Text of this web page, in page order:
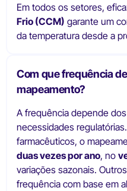
Em todos os setores,
Frio (CCM) garante um
da temperatura desde a
Com que frequência
mapeamento?
A frequência depende
necessidades
farmacêuticos, o
duas vezes por ano, no
variações sazonais.
frequência com base em